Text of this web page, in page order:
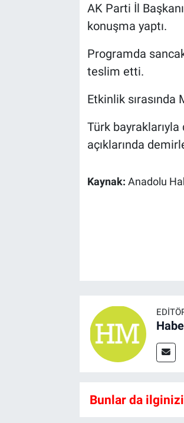
AK Parti İl
konuşma yaptı.
Programda
teslim etti.
Etkinlik sırasında
Türk bayraklarıyla
açıklarında
Kaynak: Anadolu
Bunlar da